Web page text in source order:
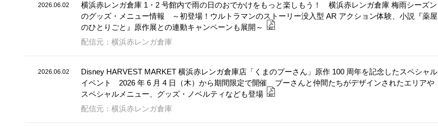
2026.06.02
横浜赤レンガ倉庫 1・2 号館内で雨の日のおでかけをもっと楽しもう！ 横浜赤レンガ倉庫 梅雨シーズン
のグッズ・メニュー情報 ～初登場！ウルトラマンのストーリー没入型 AR アクション体験、小説『薬屋
のひとりごと』原作展との連動キャンペーンも展開～
配信元：横浜赤レンガ倉庫
2026.06.02
Disney HARVEST MARKET 横浜赤レンガ倉庫店「くまのプーさん」原作 100 周年を記念したスペシャル
イベント 2026 年 6 月 4 日（木）から期間限定で開催 プーさんと仲間たちがデザインされたエリアや
スペシャルメニュー、グッズ・ノベルティなども登場
配信元：横浜赤レンガ倉庫